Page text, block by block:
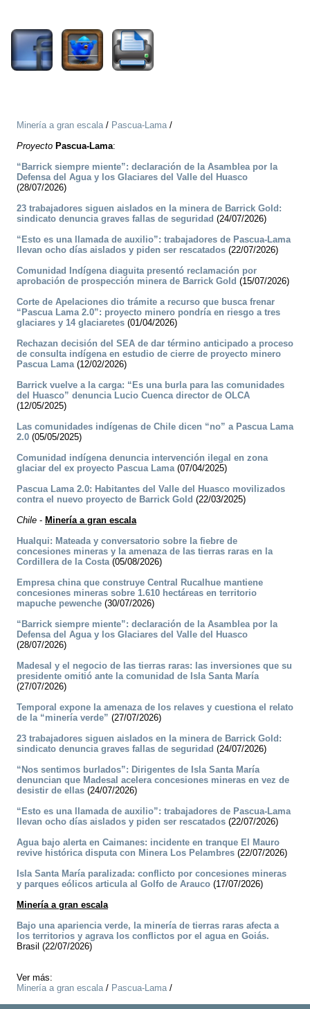
Minería a gran escala/ Pascua-Lama/
Proyecto Pascua-Lama:
“Barrick siempre miente”: declaración de la Asamblea por la
Defensa del Agua y los Glaciares del Valle del Huasco
(28/07/2026)
23 trabajadores siguen aislados en la minera de Barrick Gold:
sindicato denuncia graves fallas de seguridad (24/07/2026)
“Esto es una llamada de auxilio”: trabajadores de Pascua-Lama
llevan ocho días aislados y piden ser rescatados (22/07/2026)
Comunidad Indígena diaguita presentó reclamación por
aprobación de prospección minera de Barrick Gold (15/07/2026)
Corte de Apelaciones dio trámite a recurso que busca frenar
“Pascua Lama 2.0”: proyecto minero pondría en riesgo a tres
glaciares y 14 glaciaretes (01/04/2026)
Rechazan decisión del SEA de dar término anticipado a proceso
de consulta indígena en estudio de cierre de proyecto minero
Pascua Lama(12/02/2026)
Barrick vuelve a la carga: “Es una burla para las comunidades
del Huasco” denuncia Lucio Cuenca director de OLCA
(12/05/2025)
Las comunidades indígenas de Chile dicen “no” a Pascua Lama
2.0 (05/05/2025)
Comunidad indígena denuncia intervención ilegal en zona
glaciar del ex proyecto Pascua Lama(07/04/2025)
Pascua Lama 2.0: Habitantes del Valle del Huasco movilizados
contra el nuevo proyecto de Barrick Gold (22/03/2025)
Chile - Minería a gran escala
Hualqui: Mateada y conversatorio sobre la fiebre de
concesiones mineras y la amenaza de las tierras raras en la
Cordillera de la Costa(05/08/2026)
Empresa china que construye Central Rucalhue mantiene
concesiones mineras sobre 1.610 hectáreas en territorio
mapuche pewenche (30/07/2026)
“Barrick siempre miente”: declaración de la Asamblea por la
Defensa del Agua y los Glaciares del Valle del Huasco
(28/07/2026)
Madesal y el negocio de las tierras raras: las inversiones que su
presidente omitió ante la comunidad de Isla Santa María
(27/07/2026)
Temporal expone la amenaza de los relaves y cuestiona el relato
de la “minería verde” (27/07/2026)
23 trabajadores siguen aislados en la minera de Barrick Gold:
sindicato denuncia graves fallas de seguridad (24/07/2026)
“Nos sentimos burlados”: Dirigentes de Isla Santa María
denuncian que Madesal acelera concesiones mineras en vez de
desistir de ellas (24/07/2026)
“Esto es una llamada de auxilio”: trabajadores de Pascua-Lama
llevan ocho días aislados y piden ser rescatados (22/07/2026)
Agua bajo alerta en Caimanes: incidente en tranque El Mauro
revive histórica disputa con Minera Los Pelambres (22/07/2026)
Isla Santa María paralizada: conflicto por concesiones mineras
y parques eólicos articula al Golfo de Arauco (17/07/2026)
Minería a gran escala
Bajo una apariencia verde, la minería de tierras raras afecta a
los territorios y agrava los conflictos por el agua en Goiás.
Brasil (22/07/2026)
Ver más:
Minería a gran escala/ Pascua-Lama/